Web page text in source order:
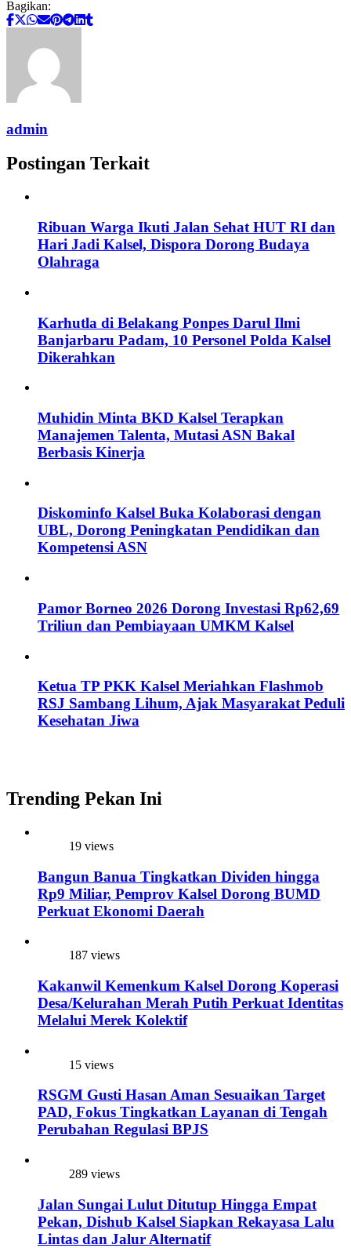
Bagikan:
admin
Postingan Terkait
Ribuan Warga Ikuti Jalan Sehat HUT RI dan
Hari Jadi Kalsel, Dispora Dorong Budaya
Olahraga
Karhutla di Belakang Ponpes Darul Ilmi
Banjarbaru Padam, 10 Personel Polda Kalsel
Dikerahkan
Muhidin Minta BKD Kalsel Terapkan
Manajemen Talenta, Mutasi ASN Bakal
Berbasis Kinerja
Diskominfo Kalsel Buka Kolaborasi dengan
UBL, Dorong Peningkatan Pendidikan dan
Kompetensi ASN
Pamor Borneo 2026 Dorong Investasi Rp62,69
Triliun dan Pembiayaan UMKM Kalsel
Ketua TP PKK Kalsel Meriahkan Flashmob
RSJ Sambang Lihum, Ajak Masyarakat Peduli
Kesehatan Jiwa
Trending Pekan Ini
19 views
Bangun Banua Tingkatkan Dividen hingga
Rp9 Miliar, Pemprov Kalsel Dorong BUMD
Perkuat Ekonomi Daerah
187 views
Kakanwil Kemenkum Kalsel Dorong Koperasi
Desa/Kelurahan Merah Putih Perkuat Identitas
Melalui Merek Kolektif
15 views
RSGM Gusti Hasan Aman Sesuaikan Target
PAD, Fokus Tingkatkan Layanan di Tengah
Perubahan Regulasi BPJS
289 views
Jalan Sungai Lulut Ditutup Hingga Empat
Pekan, Dishub Kalsel Siapkan Rekayasa Lalu
Lintas dan Jalur Alternatif